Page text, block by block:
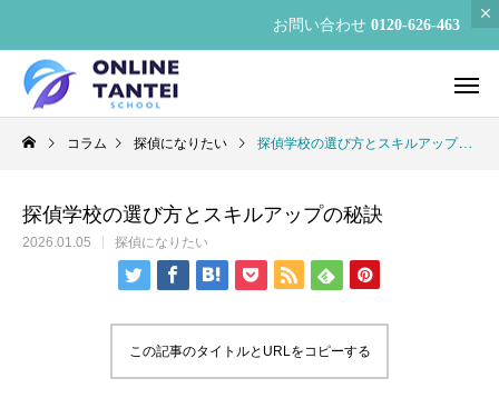
お問い合わせ 0120-626-463
コラム 探偵になりたい 探偵学校の選び方とスキルアップの秘訣
探偵学校の選び方とスキルアップの秘訣
2026.01.05 探偵になりたい
この記事のタイトルとURLをコピーする